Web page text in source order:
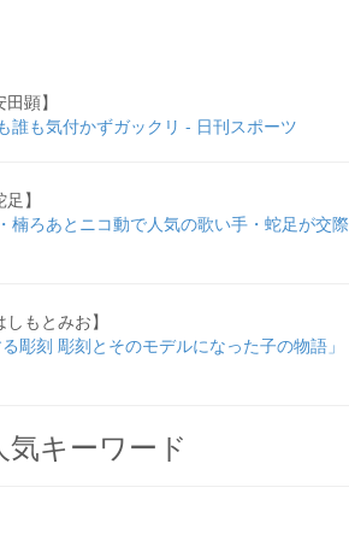
顕】
誰も気付かずガックリ - 日刊スポーツ
】
楠ろあとニコ動で人気の歌い手・蛇足が交際
もとみお】
彫刻 彫刻とそのモデルになった子の物語」
キーワード